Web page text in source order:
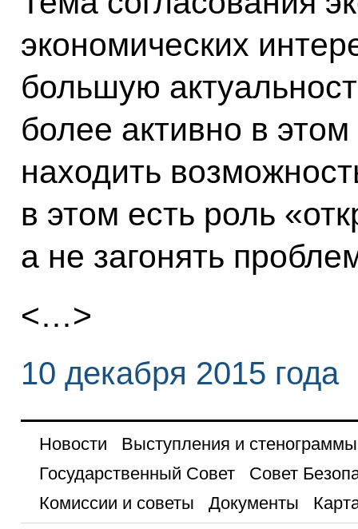
экономических
большую
более активно в
находить
в этом есть роль
а не загонять
<…>
10 декабря 2015 года
Новости
Выступления и стенограммы
Государственный Совет
Совет
Комиссии и советы
Документы